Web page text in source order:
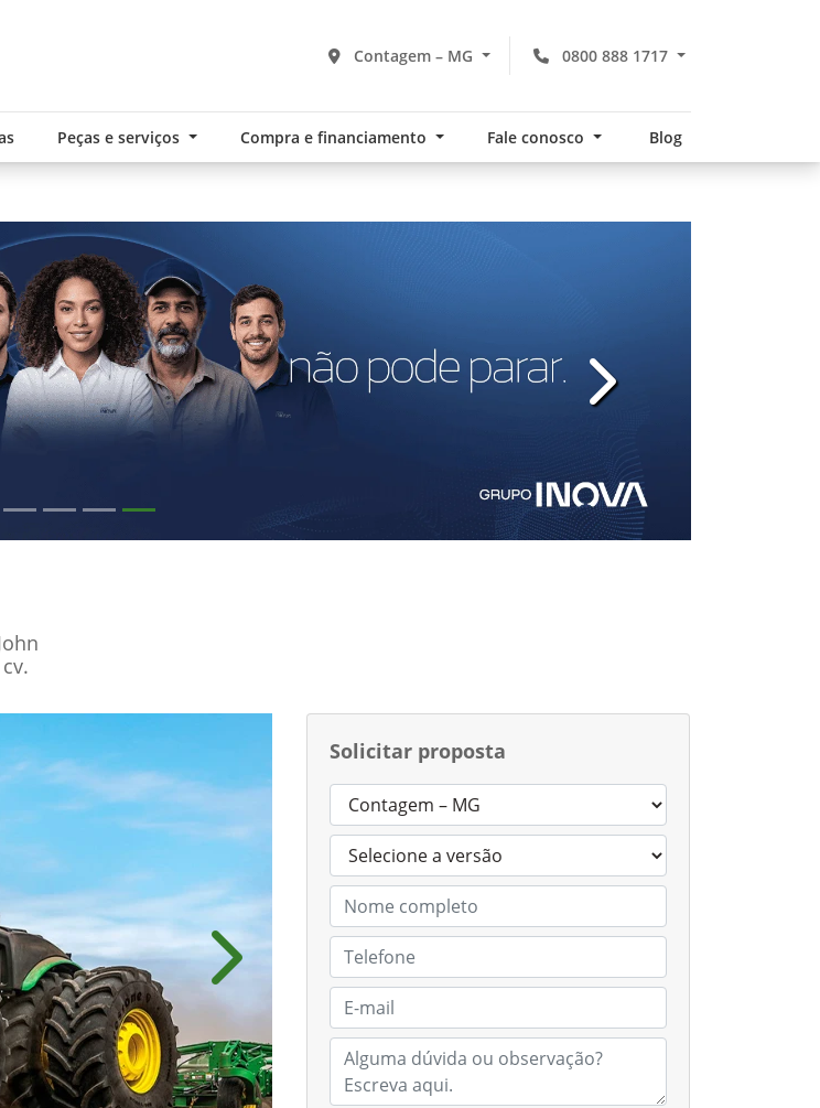
0800 888 1717
Contagem – MG
Peças e serviços Compra e financiamento Fale conosco Blog
templates.template-
Solicitar proposta
Próximo